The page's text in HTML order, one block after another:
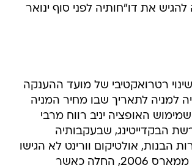
את דו"חותיה לפני סוף ינואר
שינוי רטרואקטיבי של מועד ההענקה
למניה לתאריך שבו מחיר המניה
האופציה יניב רווח מרבי
הבקדייטינג, שבעקבותיה
הבנות, אולטיקום וורינט לא הגישו
דו"חות כספיים ממארס 2006, החלה כאשר